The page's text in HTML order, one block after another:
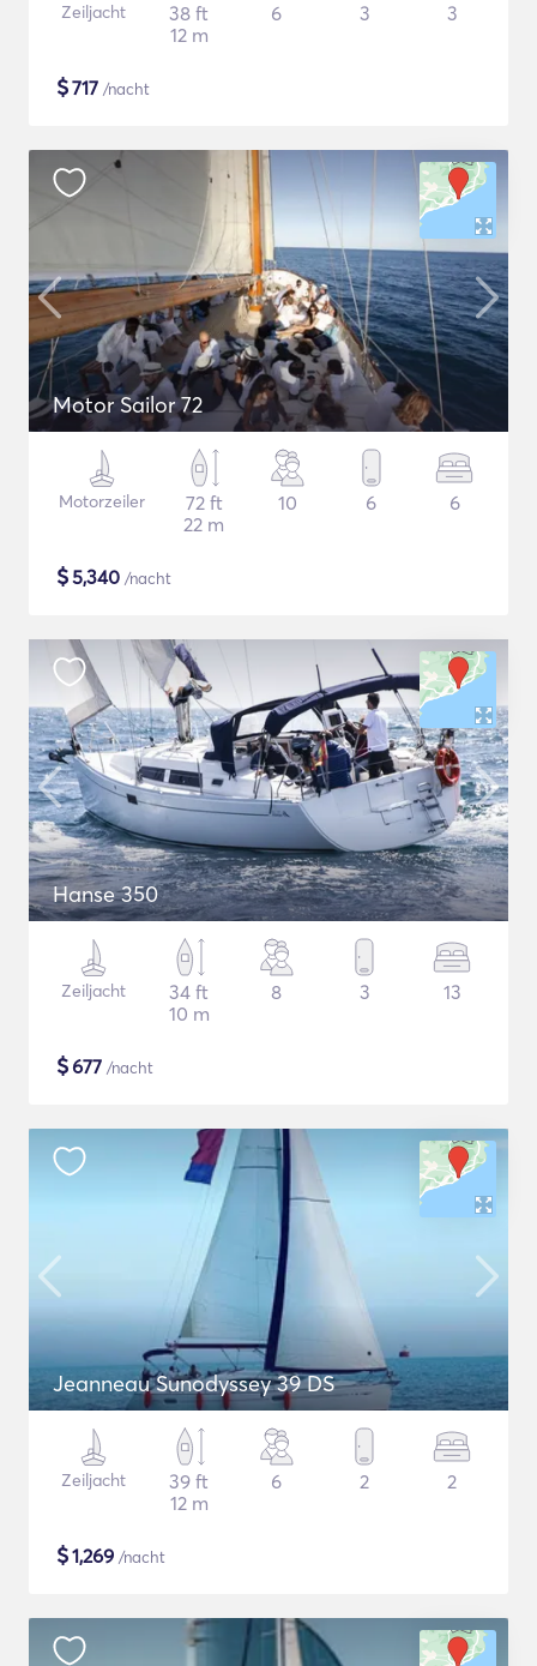
Zeiljacht
38 ft
12 m
6 3 3
$717 /nacht
Motor Sailor 72
Motorzeiler
72 ft
22 m
10 6 6
$5,340 /nacht
Hanse 350
Zeiljacht
34 ft
10 m
8 3 13
$677 /nacht
Jeanneau Sunodyssey 39 DS
Zeiljacht
39 ft
12 m
6 2 2
$1,269 /nacht